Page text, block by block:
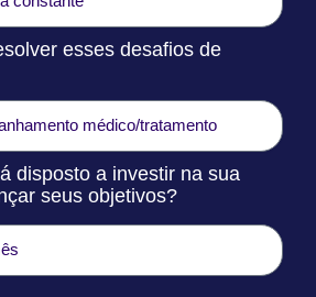
esses desafios de
disposto a investir na sua
seus objetivos?